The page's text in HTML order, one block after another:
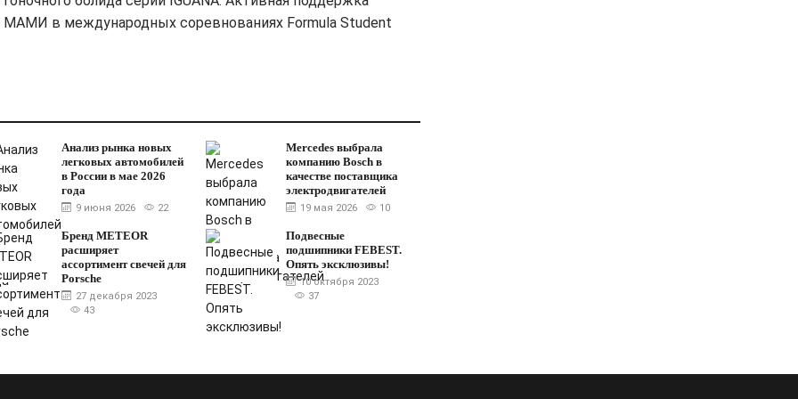
МАМИ в международных соревнованиях Formula Student
Анализ рынка новых
легковых автомобилей
в России в мае 2026
года
9 июня 2026 22
Mercedes выбрала
компанию Bosch в
качестве поставщика
электродвигателей
19 мая 2026 10
Бренд METEOR
расширяет
ассортимент свечей для
Porsche
27 декабря 2023
43
Подвесные
подшипники FEBEST.
Опять эксклюзивы!
10 октября 2023
37